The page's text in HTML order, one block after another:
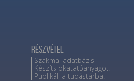
Részvétel
Szakmai adatbázis
Készíts okatatóanyagot!
Publikálj a tudástárba!